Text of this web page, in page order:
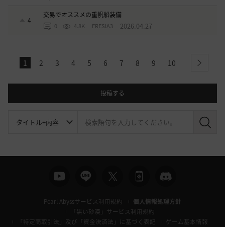
4
交易でオススメの重帆船装備
0 4.8K FRESIA3 2026.04.27
1 2 3 4 5 6 7 8 9 10 next
投稿する
検
Pearl Abyssサービス利用規約
個人情報処理方針
「黒い砂漠」サービス利用規約
「特定商取引法」及び「資金決済法」に基づく表記
ゲーム基本情報